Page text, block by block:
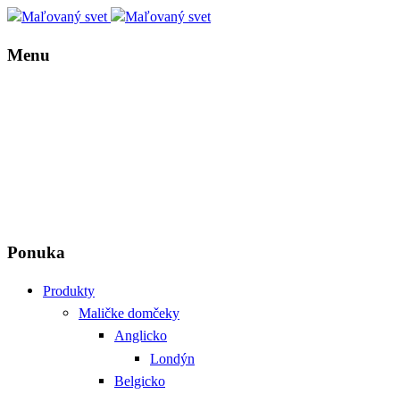
Menu
Ponuka
Produkty
Maličke domčeky
Anglicko
Londýn
Belgicko